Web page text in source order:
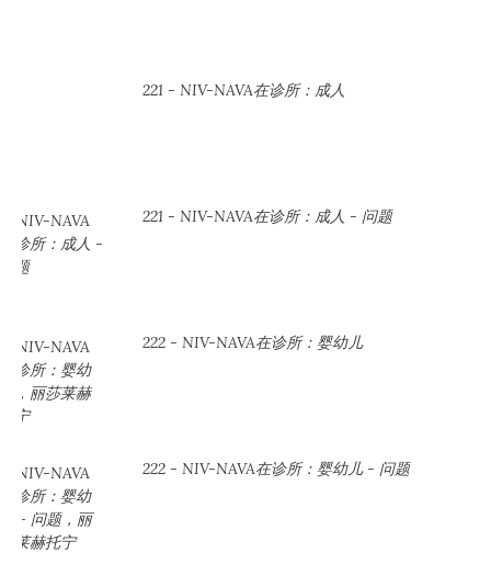
221 - NIV-NAVA在诊所：成人
221 - NIV-NAVA在诊所：成人 - 问题
222 - NIV-NAVA在诊所：婴幼儿
222 - NIV-NAVA在诊所：婴幼儿 - 问题